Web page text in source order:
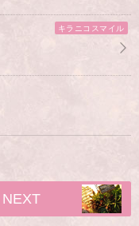
キラニコスマイル
NEXT